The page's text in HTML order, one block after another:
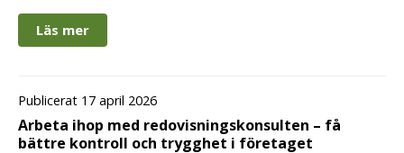
Läs mer
Publicerat 17 april 2026
Arbeta ihop med redovisningskonsulten – få
bättre kontroll och trygghet i företaget